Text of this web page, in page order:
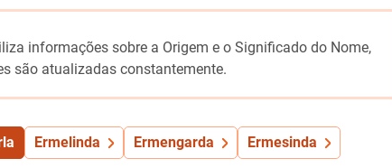
informações sobre a Origem e o Significado do Nome,
são atualizadas constantemente.
Ermelinda Ermengarda Ermesinda